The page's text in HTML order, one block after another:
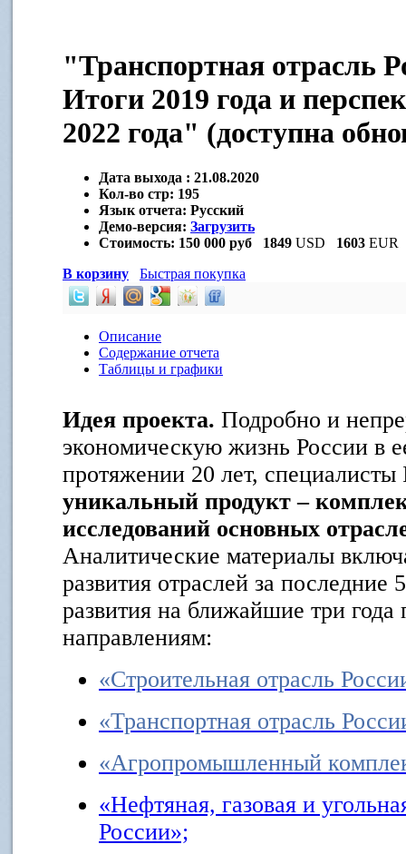
"Транспортная отрасль
Итоги 2019 года и
2022 года" (доступна
Дата выхода : 21.08.2020
Кол-во стр: 195
Язык отчета: Русский
Демо-версия: Загрузить
Стоимость: 150 000 руб 1849 USD 1603 EUR
В корзину
Быстрая покупка
Описание
Содержание отчета
Таблицы и графики
Идея проекта. Подробно и
экономическую жизнь России в
протяжении 20 лет, специалисты
уникальный продукт –
исследований основных
Аналитические материалы
развития отраслей за последние
развития на ближайшие три
направлениям:
«Строительная отрасль
«Транспортная отрасль
«Агропромышленный
«Нефтяная, газовая и
России»;